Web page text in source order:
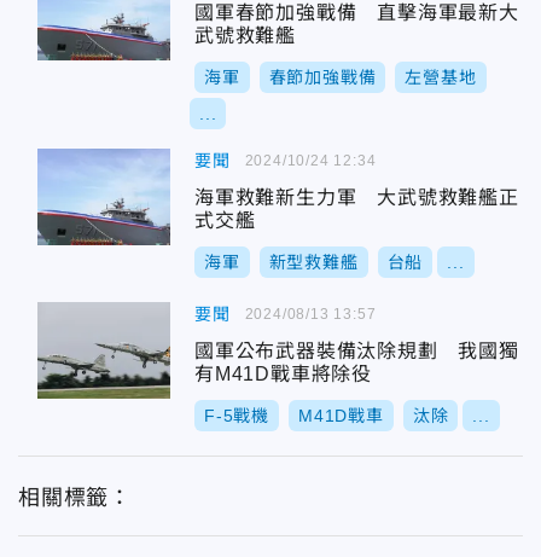
國軍春節加強戰備 直擊海軍最新大
武號救難艦
海軍 春節加強戰備 左營基地
要聞
海軍救難新生力軍 大武號救難艦正
式交艦
海軍 新型救難艦 台船
2024/10/24 12:34
要聞
國軍公布武器裝備汰除規劃 我國獨
有M41D戰車將除役
F-5戰機 M41D戰車 汰除
2024/08/13 13:57
相關標籤：